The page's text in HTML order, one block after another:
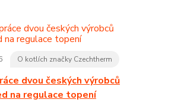
O kotlích značky Czechtherm
dvou českých výrobců
na regulace topení